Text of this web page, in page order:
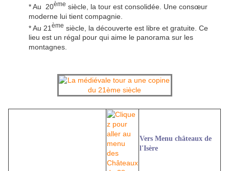
* Au 20ème siècle, la tour est consolidée. Une consœur
moderne lui tient compagnie.
* Au 21 ème siècle, la découverte est libre et gratuite. Ce
lieu est un régal pour qui aime le panorama sur les
montagnes.
Vers Menu châteaux de
l'Isère